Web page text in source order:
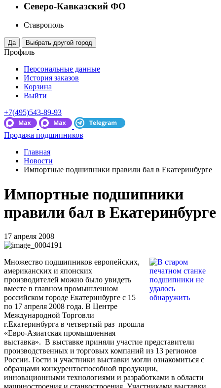
Северо-Кавказский ФО
Ставрополь
Профиль
Персональные данные
История заказов
Корзина
Выйти
+7(495)543-89-93
Продажа подшипников
Главная
Новости
Импортные подшипники правили бал в Екатеринбурге
Импортные подшипники
правили бал в Екатеринбурге
17 апреля 2008
Множество подшипников европейских,
американских и японских
производителей можно было увидеть
вместе в главном промышленном
российском городе Екатеринбурге с 15
по 17 апреля 2008 года. В Центре
Международной Торговли
г.Екатеринбурга в четвертый раз прошла
«Евро-Азиатская промышленная
выставка». В выставке приняли участие представители
производственных и торговых компаний из 13 регионов
России. Гости и участники выставки могли ознакомиться с
образцами конкурентоспособной продукции,
инновационными технологиями и разработками в области